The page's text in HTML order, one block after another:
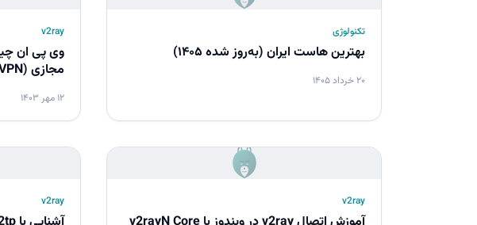
تکنولوژی
بهترین هاست ایران (به‌روز شده ۱۴۰۵)
۲۰ خرداد ۱۴۰۵
v2ray
وی پی ان
مجازی (VPN)
۱۲ مهر ۱۴۰۳
v2ray
v2ray